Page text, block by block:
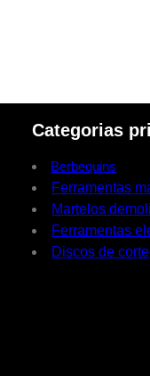
Categorias
Berbequins
Ferramentas
Martelos
Ferramentas
Discos de corte